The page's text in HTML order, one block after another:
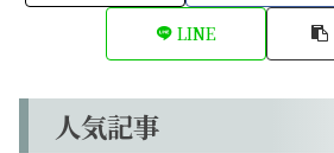
LINE
人気記事